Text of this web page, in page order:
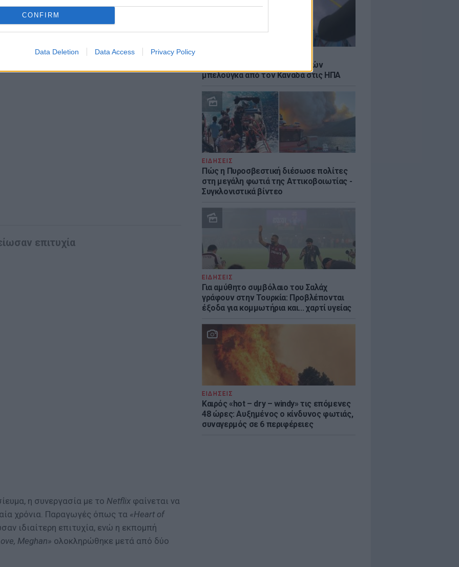
CONFIRM
Data Deletion Data Access Privacy Policy
Ιστορική μεταφορά 30 φαλαινών
μπελούγκα από τον Καναδά στις ΗΠΑ
ΕΙΔΗΣΕΙΣ
Πώς η Πυροσβεστική διέσωσε πολίτες
στη μεγάλη φωτιά της Αττικοβοιωτίας -
Συγκλονιστικά βίντεο
ΕΙΔΗΣΕΙΣ
Για αμύθητο συμβόλαιο του Σαλάχ
γράφουν στην Τουρκία: Προβλέπονται
έξοδα για κομμωτήρια και... χαρτί υγείας
ΕΙΔΗΣΕΙΣ
Καιρός «hot – dry – windy» τις επόμενες
48 ώρες: Αυξημένος ο κίνδυνος φωτιάς,
συναγερμός σε 6 περιφέρειες
επιτυχία
η συνεργασία με το Netflix φαίνεται να
χρόνια. Παραγωγές όπως τα «Heart of
ιδιαίτερη επιτυχία, ενώ η εκπομπή
Meghan» ολοκληρώθηκε μετά από δύο